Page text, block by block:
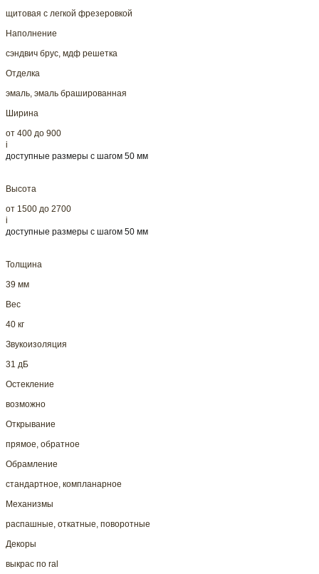
щитовая с легкой фрезеровкой
Наполнение
сэндвич брус, мдф решетка
Отделка
эмаль, эмаль брашированная
Ширина
от 400 до 900
i
доступные размеры с шагом 50 мм
Высота
от 1500 до 2700
i
доступные размеры с шагом 50 мм
Толщина
39 мм
Вес
40 кг
Звукоизоляция
31 дБ
Остекление
возможно
Открывание
прямое, обратное
Обрамление
стандартное, компланарное
Механизмы
распашные, откатные, поворотные
Декоры
выкрас по ral